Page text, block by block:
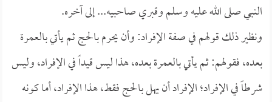
النبي صلى الله عليه وسلم وقبري صاحبيه... إلى آخره.
ونظير ذلك قولهم في صفة الإفراد: وأن يحرم بالحج ثم يأتي بالعمرة
بعده، فقولهم: ثم يأتي بالعمرة بعده، هذا ليس قيداً في الإفراد، وليس
شرطاً في الإفراد؛ الإفراد أن يهل بالحج فقط، هذا الإفراد، أما كونه